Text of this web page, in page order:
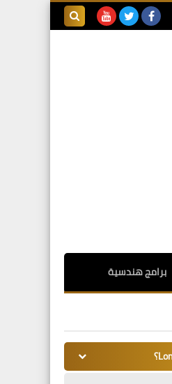
برامج هندسية